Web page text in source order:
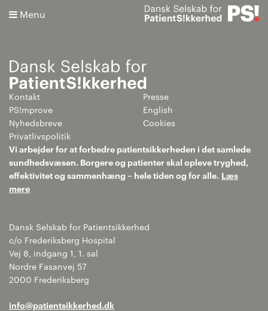
Menu
Søg
Avanceret søgning
Kontakt
Presse
PS!mprove
English
Nyhedsbreve
Cookies
Privatlivspolitik
Vi arbejder for at forbedre patientsikkerheden i det samlede
sundhedsvæsen. Borgere og patienter skal opleve tryghed,
effektivitet og sammenhæng – hele tiden og for alle. Læs
mere
Dansk Selskab for Patientsikkerhed
c/o Frederiksberg Hospital
Vej 8, indgang 1, 1. sal
Nordre Fasanvej 57
2000 Frederiksberg
info@patientsikkerhed.dk